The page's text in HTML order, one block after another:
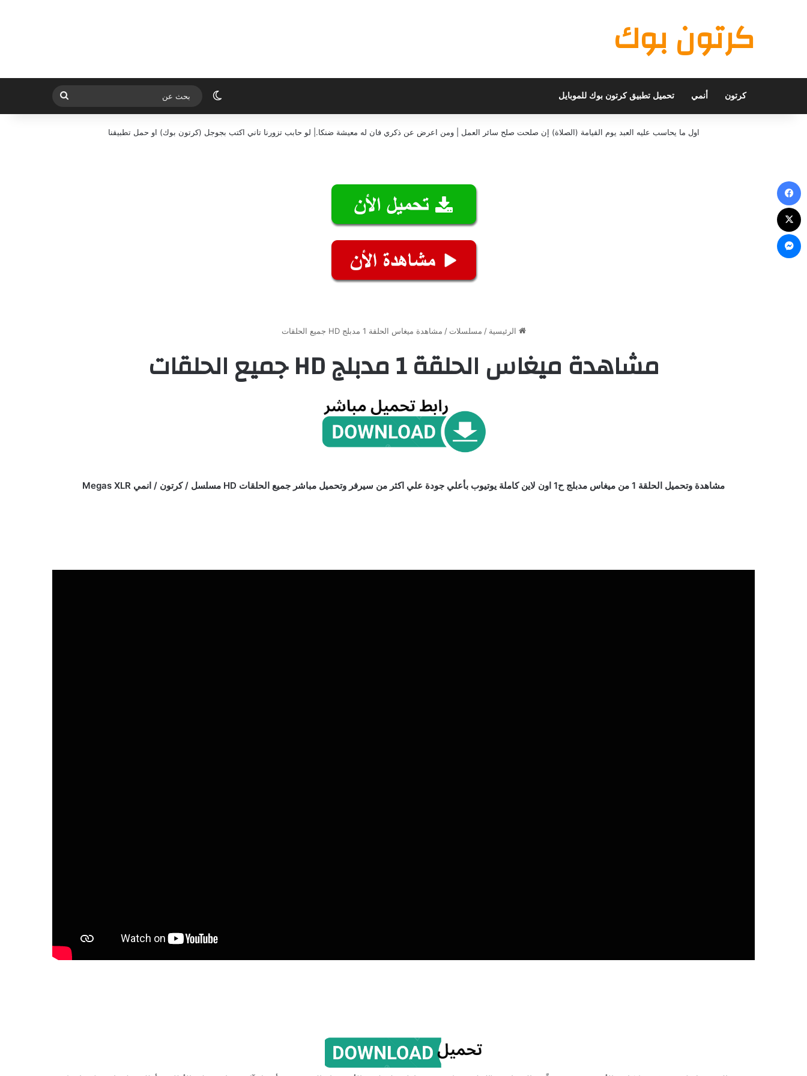
كرتون بوك
كرتون أنمي تحميل تطبيق كرتون بوك للموبايل الوضع المظلم
بحث
عن
اول ما يحاسب عليه العبد يوم القيامة (الصلاة) إن صلحت صلح سائر العمل | ومن اعرض عن ذكري فان له معيشة ضنكا.| لو حابب تزورنا تاني اكتب بجوجل (كرتون بوك) او حمل تطبيقنا
الرئيسية / مسلسلات / مشاهدة ميغاس الحلقة 1 مدبلج HD جميع الحلقات
مشاهدة ميغاس الحلقة 1 مدبلج HD جميع الحلقات
مشاهدة وتحميل الحلقة 1 من ميغاس مدبلج ح1 اون لاين كاملة يوتيوب بأعلي جودة علي اكثر من سيرفر وتحميل مباشر جميع الحلقات HD مسلسل / كرتون / انمي Megas XLR